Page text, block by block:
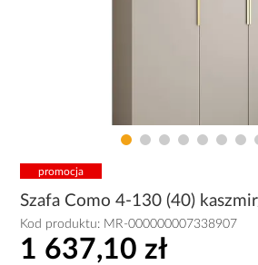
promocja
Szafa Como 4-130 (40)
Kod produktu: MR-000000007338907
1 637,10 zł